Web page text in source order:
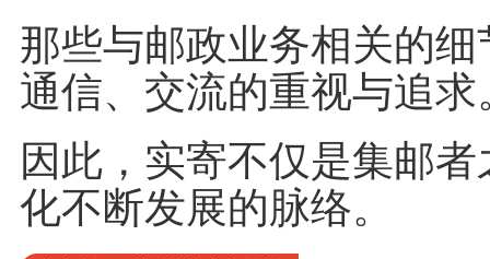
那些与邮政业务相关的
通信、交流的重视与追求
因此，实寄不仅是集邮
化不断发展的脉络。